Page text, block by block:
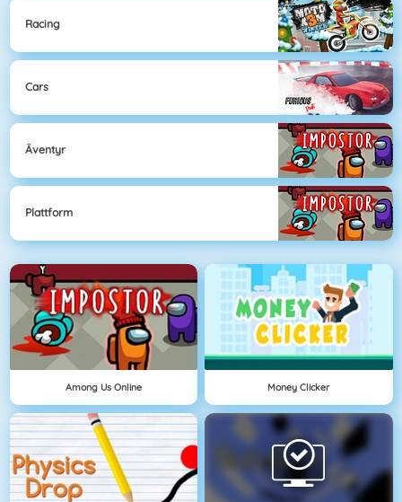
Racing
Cars
Äventyr
Plattform
Among Us Online Money Clicker